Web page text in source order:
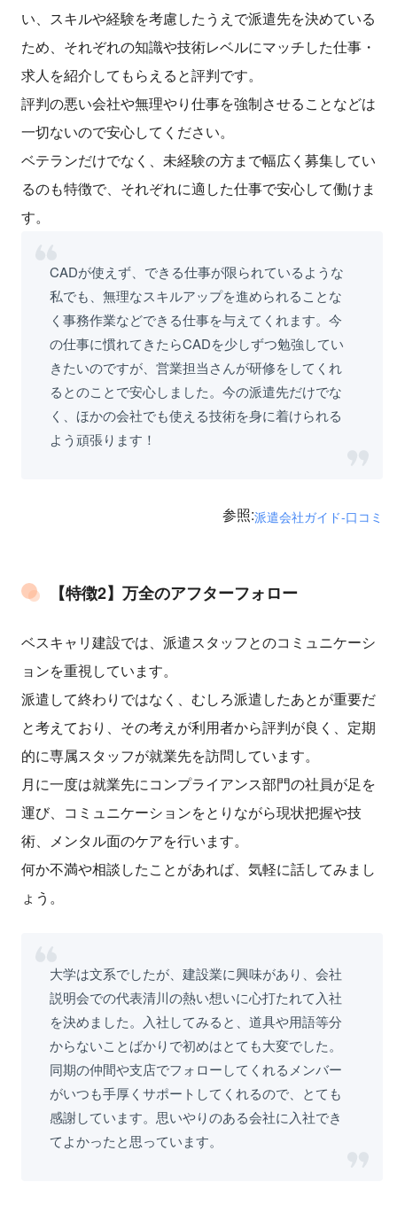
い、スキルや経験を考慮したうえで派遣先を決めている
ため、それぞれの知識や技術レベルにマッチした仕事・
求人を紹介してもらえると評判です。
評判の悪い会社や無理やり仕事を強制させることなどは
一切ないので安心してください。
ベテランだけでなく、未経験の方まで幅広く募集してい
るのも特徴で、それぞれに適した仕事で安心して働けま
す。
CADが使えず、できる仕事が限られているような
私でも、無理なスキルアップを進められることな
く事務作業などできる仕事を与えてくれます。今
の仕事に慣れてきたらCADを少しずつ勉強してい
きたいのですが、営業担当さんが研修をしてくれ
るとのことで安心しました。今の派遣先だけでな
く、ほかの会社でも使える技術を身に着けられる
よう頑張ります！
参照:派遣会社ガイド-口コミ
【特徴2】万全のアフターフォロー
ベスキャリ建設では、派遣スタッフとのコミュニケーシ
ョンを重視しています。
派遣して終わりではなく、むしろ派遣したあとが重要だ
と考えており、その考えが利用者から評判が良く、定期
的に専属スタッフが就業先を訪問しています。
月に一度は就業先にコンプライアンス部門の社員が足を
運び、コミュニケーションをとりながら現状把握や技
術、メンタル面のケアを行います。
何か不満や相談したことがあれば、気軽に話してみまし
ょう。
大学は文系でしたが、建設業に興味があり、会社
説明会での代表清川の熱い想いに心打たれて入社
を決めました。入社してみると、道具や用語等分
からないことばかりで初めはとても大変でした。
同期の仲間や支店でフォローしてくれるメンバー
がいつも手厚くサポートしてくれるので、とても
感謝しています。思いやりのある会社に入社でき
てよかったと思っています。